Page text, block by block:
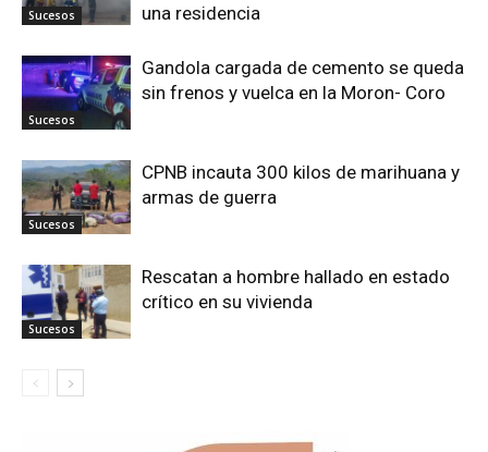
Sucesos
una residencia
Sucesos
Gandola cargada de cemento se queda
sin frenos y vuelca en la Moron- Coro
Sucesos
CPNB incauta 300 kilos de marihuana y
armas de guerra
Sucesos
Rescatan a hombre hallado en estado
crítico en su vivienda